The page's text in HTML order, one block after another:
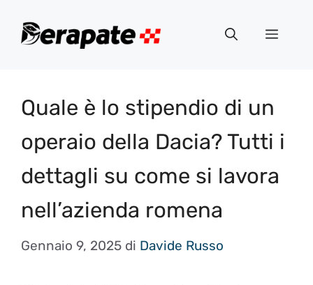
Menu
Quale è lo stipendio di un
operaio della Dacia? Tutti i
dettagli su come si lavora
nell’azienda romena
Gennaio 9, 2025 di Davide Russo